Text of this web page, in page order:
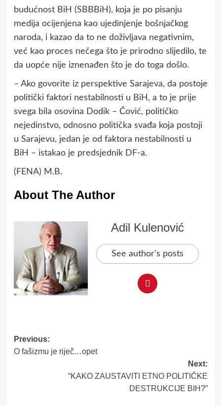
budućnost BiH (SBBBiH), koja je po pisanju
medija ocijenjena kao ujedinjenje bošnjačkog
naroda, i kazao da to ne doživljava negativnim,
već kao proces nečega što je prirodno slijedilo, te
da uopće nije iznenađen što je do toga došlo.
– Ako govorite iz perspektive Sarajeva, da postoje
politički faktori nestabilnosti u BiH, a to je prije
svega bila osovina Dodik – Čović, političko
nejedinstvo, odnosno politička svađa koja postoji
u Sarajevu, jedan je od faktora nestabilnosti u
BiH – istakao je predsjednik DF-a.
(FENA) M.B.
About The Author
Adil Kulenović
See author's posts
Post
navigation
Previous:
O fašizmu je riječ…opet
Next:
“KAKO ZAUSTAVITI ETNO POLITIČKE
DESTRUKCIJE BIH?”